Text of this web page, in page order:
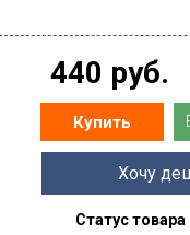
440 руб.
Купить
Хочу
Статус товара